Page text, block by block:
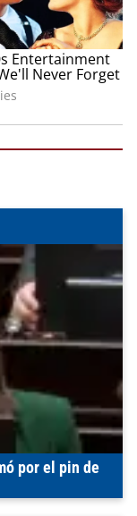
por el pin de